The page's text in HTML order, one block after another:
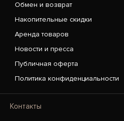
Обмен и возврат
Накопительные скидки
Аренда товаров
Новости и пресса
Публичная оферта
Политика конфиденциальности
Контакты